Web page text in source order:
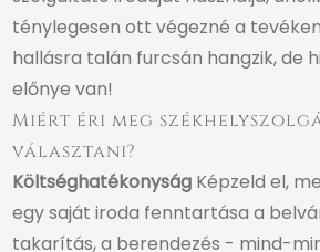
ténylegesen ott végezné a
hallásra talán furcsán hangzik, de
előnye van!
Miért éri meg
választani?
Költséghatékonyság Képzeld el,
egy saját iroda fenntartása a
takarítás, a berendezés - mind-